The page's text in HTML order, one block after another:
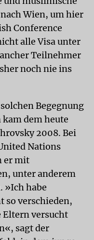
Wien, um hier
Conference
alle Visa unter
Teilnehmer
noch nie ins
Begegnung
dem heute
2008. Bei
Nations
er mit
unter anderem
»Ich habe
so verschieden,
Eltern versucht
sagt der